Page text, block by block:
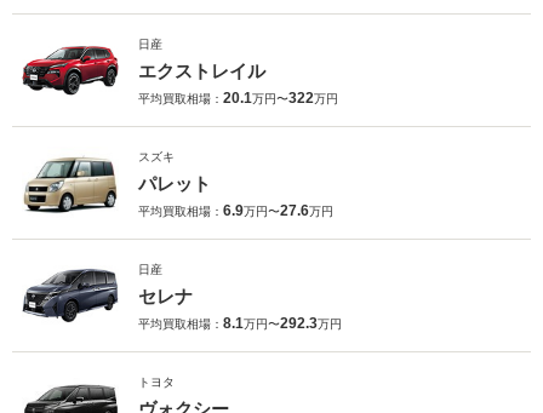
日産
エクストレイル
平均買取相場： 20.1万円〜322万円
スズキ
パレット
平均買取相場： 6.9万円〜27.6万円
日産
セレナ
平均買取相場： 8.1万円〜292.3万円
トヨタ
ヴォクシー